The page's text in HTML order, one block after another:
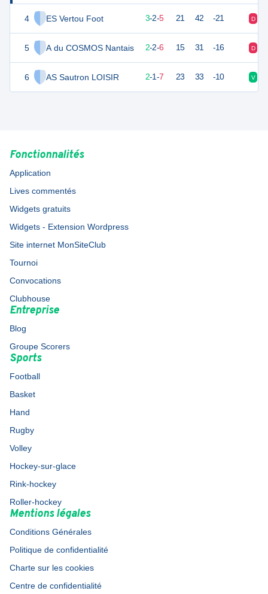
4 ES Vertou Foot
5 A du COSMOS Nantais
6 AS Sautron LOISIR
3-2-5 21 42 -21 D
8 10 2-2-6 15 31 -16 D
6 2-1-7 23 33 -10 V
Fonctionnalités
Application
Lives commentés
Widgets gratuits
Widgets - Extension Wordpress
Site internet MonSiteClub
Tournoi
Convocations
Clubhouse
Entreprise
Blog
Groupe Scorers
Sports
Football
Basket
Hand
Rugby
Volley
Hockey-sur-glace
Rink-hockey
Roller-hockey
Mentions légales
Conditions Générales
Politique de confidentialité
Charte sur les cookies
Centre de confidentialité